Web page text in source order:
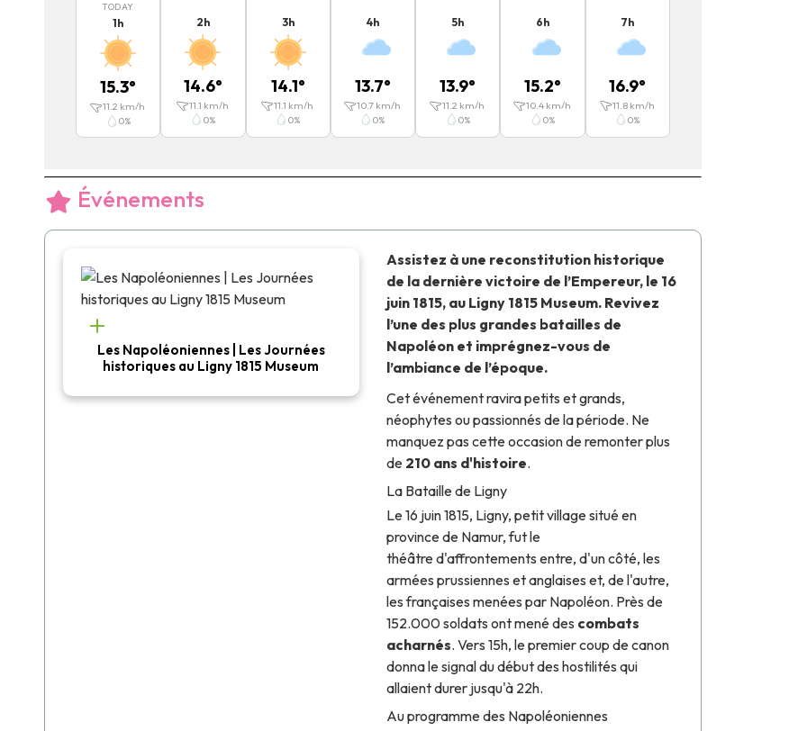
TODAY
1h
15.3°
11.2 km/h
0%
2h
14.6°
11.1 km/h
0%
3h
14.1°
11.1 km/h
0%
4h
13.7°
10.7km/h
0%
5h
13.9°
11.2 km/h
0%
6h
15.2°
10.4 km/h
0%
7h
16.9°
11.8km/h
0%
Événements
Les Napoléoniennes | Les Journées
historiques au Ligny 1815 Museum
Assistez à une reconstitution historique
de la dernière victoire de l’Empereur, le 16
juin 1815, au Ligny 1815 Museum. Revivez
l’une des plus grandes batailles de
Napoléon et imprégnez-vous de
l’ambiance de l’époque.
Cet événement ravira petits et grands,
néophytes ou passionnés de la période. Ne
manquez pas cette occasion de remonter plus
de 210 ans d'histoire.
La Bataille de Ligny
Le 16 juin 1815, Ligny, petit village situé en
province de Namur, fut le
théâtre d'affrontements entre, d'un côté, les
armées prussiennes et anglaises et, de l'autre,
les françaises menées par Napoléon. Près de
152.000 soldats ont mené des combats
acharnés. Vers 15h, le premier coup de canon
donna le signal du début des hostilités qui
allaient durer jusqu'à 22h.
Au programme des Napoléoniennes